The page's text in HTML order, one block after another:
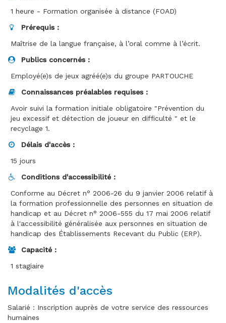
1 heure - Formation organisée à distance (FOAD)
Prérequis :
Maîtrise de la langue française, à l’oral comme à l’écrit.
Publics concernés :
Employé(e)s de jeux agréé(e)s du groupe PARTOUCHE
Connaissances préalables requises :
Avoir suivi la formation initiale obligatoire "Prévention du
jeu excessif et détection de joueur en difficulté " et le
recyclage 1.
Délais d'accès :
15 jours
Conditions d'accessibilité :
Conforme au Décret n° 2006-26 du 9 janvier 2006 relatif à
la formation professionnelle des personnes en situation de
handicap et au Décret n° 2006-555 du 17 mai 2006 relatif
à l'accessibilité généralisée aux personnes en situation de
handicap des Établissements Recevant du Public (ERP).
Capacité :
1 stagiaire
Modalités d'accès
Salarié : Inscription auprès de votre service des ressources
humaines